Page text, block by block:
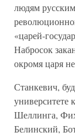
людям
«царей-
Набросок
окромя царя
Станкевич,
Шеллинга,
Белинский,